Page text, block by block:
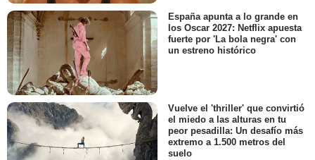
España apunta a lo grande en
los Oscar 2027: Netflix apuesta
fuerte por 'La bola negra' con
un estreno histórico
Vuelve el 'thriller' que convirtió
el miedo a las alturas en tu
peor pesadilla: Un desafío más
extremo a 1.500 metros del
suelo